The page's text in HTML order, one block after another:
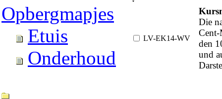
Opbergmapjes
Etuis
Onderhoud
LV-EK14-WV
Die
Cent-
den
und